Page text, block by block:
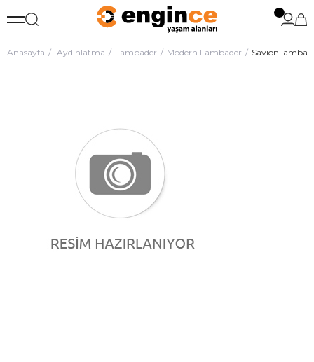
Anasayfa Aydınlatma Lambader Modern Lambader Savion